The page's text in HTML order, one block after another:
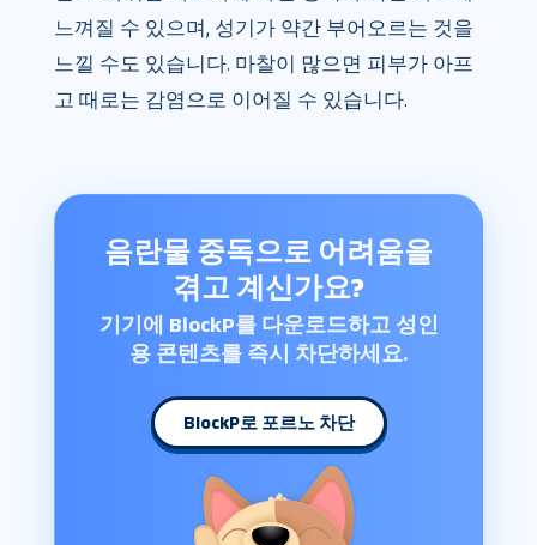
느껴질 수 있으며, 성기가 약간 부어오르는 것을
느낄 수도 있습니다. 마찰이 많으면 피부가 아프
고 때로는 감염으로 이어질 수 있습니다.
음란물 중독으로 어려움을
겪고 계신가요?
기기에 BlockP를 다운로드하고 성인
용 콘텐츠를 즉시 차단하세요.
BlockP로 포르노 차단